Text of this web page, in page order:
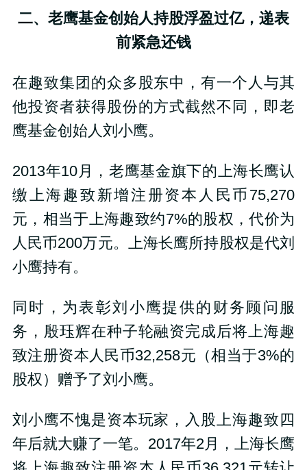
二、老鹰基金创始人持股浮盈过亿，递表
前紧急还钱
在趣致集团的众多股东中，有一个人与其
他投资者获得股份的方式截然不同，即老
鹰基金创始人刘小鹰。
2013年10月，老鹰基金旗下的上海长鹰认
缴上海趣致新增注册资本人民币75,270
元，相当于上海趣致约7%的股权，代价为
人民币200万元。上海长鹰所持股权是代刘
小鹰持有。
同时，为表彰刘小鹰提供的财务顾问服
务，殷珏辉在种子轮融资完成后将上海趣
致注册资本人民币32,258元（相当于3%的
股权）赠予了刘小鹰。
刘小鹰不愧是资本玩家，入股上海趣致四
年后就大赚了一笔。2017年2月，上海长鹰